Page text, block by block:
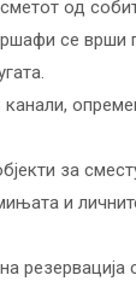
од
се врши
за
и
резервација